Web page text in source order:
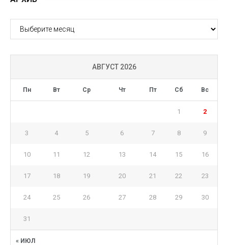
АРХИВ
АВГУСТ 2026
Пн Вт Ср Чт Пт Сб Вс
« ИЮЛ
1 2
3 4 5 6 7 8 9
10 11 12 13 14 15 16
17 18 19 20 21 22 23
24 25 26 27 28 29 30
31